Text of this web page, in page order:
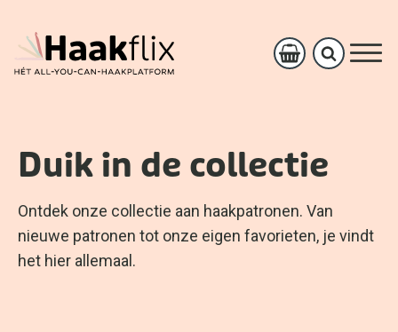
Duik in de collectie
Ontdek onze collectie aan haakpatronen. Van
nieuwe patronen tot onze eigen favorieten, je vindt
het hier allemaal.